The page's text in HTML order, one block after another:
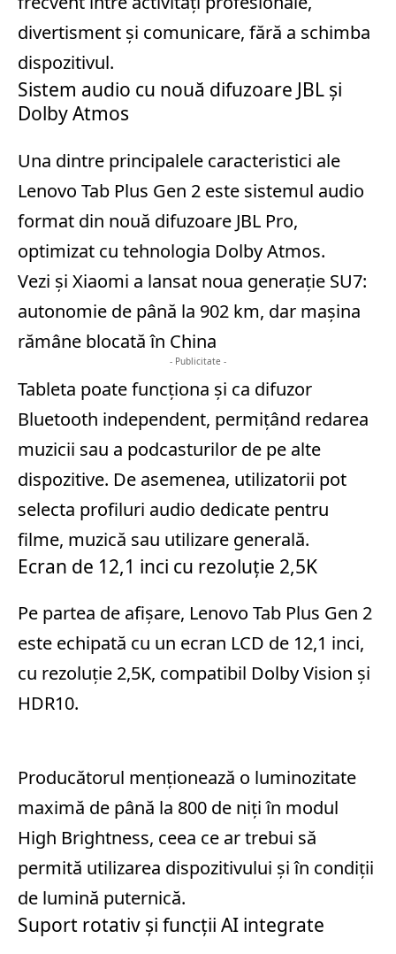
divertisment și comunicare, fără a schimba
dispozitivul.
Sistem audio cu nouă difuzoare JBL și
Dolby Atmos
Una dintre principalele caracteristici ale
Lenovo Tab Plus Gen 2 este sistemul audio
format din nouă difuzoare JBL Pro,
optimizat cu tehnologia Dolby Atmos.
Vezi și Xiaomi a lansat noua generație SU7:
autonomie de până la 902 km, dar mașina
rămâne blocată în China
- Publicitate -
Tableta poate funcționa și ca difuzor
Bluetooth independent, permițând redarea
muzicii sau a podcasturilor de pe alte
dispozitive. De asemenea, utilizatorii pot
selecta profiluri audio dedicate pentru
filme, muzică sau utilizare generală.
Ecran de 12,1 inci cu rezoluție 2,5K
Pe partea de afișare, Lenovo Tab Plus Gen 2
este echipată cu un ecran LCD de 12,1 inci,
cu rezoluție 2,5K, compatibil Dolby Vision și
HDR10.
Producătorul menționează o luminozitate
maximă de până la 800 de niți în modul
High Brightness, ceea ce ar trebui să
permită utilizarea dispozitivului și în condiții
de lumină puternică.
Suport rotativ și funcții AI integrate